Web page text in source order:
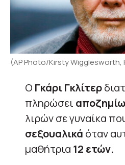
(AP Photo/Kirsty Wigglesworth,
Ο Γκάρι Γκλίτερ
πληρώσει
λιρών σε γυναίκα
σεξουαλικά όταν
μαθήτρια 12 ετών.